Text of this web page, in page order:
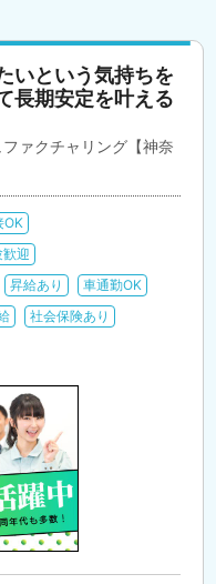
いという気持ちを
長期安定を叶える
ァクチャリング【神奈
OK
迎
昇給あり
車通勤OK
社会保険あり